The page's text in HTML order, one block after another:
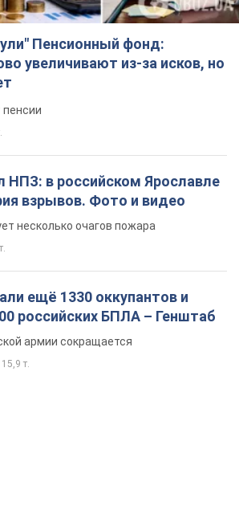
Пенсионный фонд:
увеличивают из-за исков, но
НПЗ: в российском Ярославле
взрывов. Фото и видео
несколько очагов пожара
ещё 1330 оккупантов и
российских БПЛА – Генштаб
армии сокращается
15,9 т.